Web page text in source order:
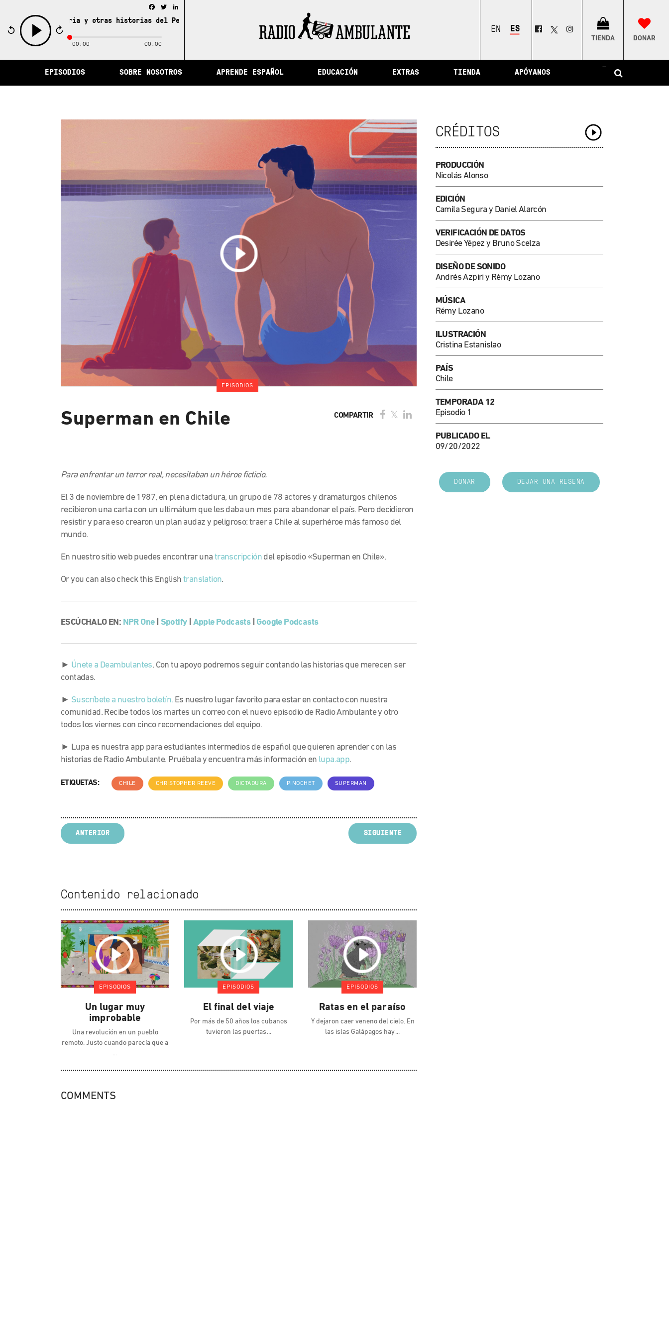
de la memoria y otras historias del Perú / La ciudad de la memoria y otras historias del Perú
play
Facebook
Twitter
00:00 00:00
ENGLISHESPAÑOL
TIENDA DONAR
EPISODIOS SOBRE NOSOTROS APRENDE ESPAÑOL EDUCACIÓN EXTRAS TIENDA APÓYANOS
–
EPISODIOS
Superman en Chile COMPARTIR
Para enfrentar un terror real, necesitaban un héroe ficticio.
El 3 de noviembre de 1987, en plena dictadura, un grupo de 78 actores y dramaturgos chilenos
recibieron una carta con un ultimátum que les daba un mes para abandonar el país. Pero decidieron
resistir y para eso crearon un plan audaz y peligroso: traer a Chile al superhéroe más famoso del
mundo.
En nuestro sitio web puedes encontrar una transcripción del episodio «Superman en Chile».
Or you can also check this English translation.
ESCÚCHALO EN: NPR One| Spotify| Apple Podcasts| Google Podcasts
► Únete a Deambulantes. Con tu apoyo podremos seguir contando las historias que merecen ser
contadas.
► Suscríbete a nuestro boletín. Es nuestro lugar favorito para estar en contacto con nuestra
comunidad. Recibe todos los martes un correo con el nuevo episodio de Radio Ambulante y otro
todos los viernes con cinco recomendaciones del equipo.
► Lupa es nuestra app para estudiantes intermedios de español que quieren aprender con las
historias de Radio Ambulante. Pruébala y encuentra más información en lupa.app.
ETIQUETAS: CHILE CHRISTOPHER REEVE DICTADURA PINOCHET SUPERMAN
ANTERIOR SIGUIENTE
CRÉDITOS
PRODUCCIÓN
Nicolás Alonso
EDICIÓN
Camila Seguray Daniel Alarcón
VERIFICACIÓN DE DATOS
Desirée Yépez y Bruno Scelza
DISEÑO DE SONIDO
Andrés Azpiri y Rémy Lozano
MÚSICA
Rémy Lozano
ILUSTRACIÓN
Cristina Estanislao
PAÍS
Chile
TEMPORADA 12
Episodio 1
PUBLICADO EL
09/20/2022
DONAR DEJAR UNA RESEÑA
Contenido relacionado
EPISODIOS
Un lugar muy
improbable
Una revolución en un pueblo
remoto. Justo cuando parecía que a
EPISODIOS
El final del viaje
Por más de 50 años los cubanos
tuvieron las puertas
EPISODIOS
Ratas en el paraíso
Y dejaron caer veneno del cielo. En
las islas Galápagos hay
COMMENTS